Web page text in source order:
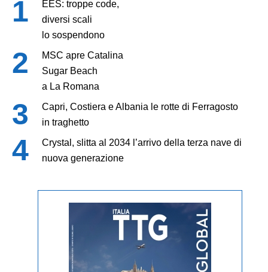
EES: troppe code,
diversi scali
lo sospendono
MSC apre Catalina
Sugar Beach
a La Romana
Capri, Costiera e Albania le rotte di Ferragosto
in traghetto
Crystal, slitta al 2034 l’arrivo della terza nave di
nuova generazione